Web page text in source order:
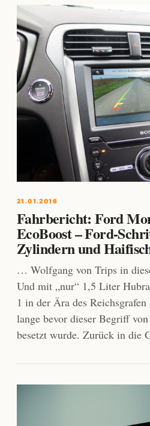
21.01.2016
Fahrbericht: Ford
EcoBoost – Ford-
Zylindern und
… Wolfgang von Trips in
Und mit „nur“ 1,5 Liter
1 in der Ära des
lange bevor dieser Begriff
besetzt wurde. Zurück in die